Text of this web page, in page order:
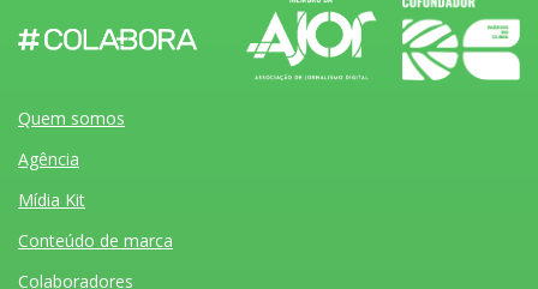
Quem somos
Agência
Mídia Kit
Conteúdo de marca
Colaboradores